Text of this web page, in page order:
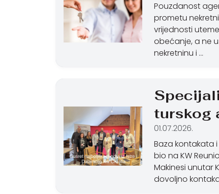
Pouzdanost
prometu
vrijednosti
obećanje, a ne
nekretninu i …
turskog
01.07.2026.
Baza kontakata
bio na KW
Makinesi unutar
dovoljno